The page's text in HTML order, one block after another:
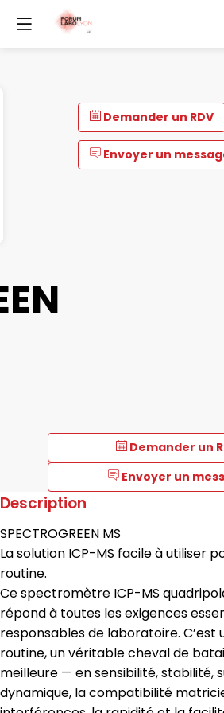
Demander un RDV
Envoyer un
Demander un
Envoyer un
Description
SPECTROGREEN MS
La solution ICP-MS facile à utiliser
routine.
Ce spectromètre ICP-MS
répond à toutes les exigences
responsables de laboratoire. C’est
routine, un véritable cheval de
meilleure — en sensibilité, stabilité,
dynamique, la compatibilité